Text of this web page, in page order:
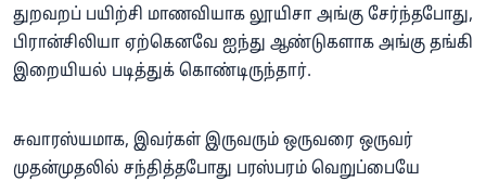
துறவறப் பயிற்சி மாணவியாக லூயிசா அங்கு சேர்ந்தபோது,
பிரான்சிலியா ஏற்கெனவே ஐந்து ஆண்டுகளாக அங்கு தங்கி
இறையியல் படித்துக் கொண்டிருந்தார்.
சுவாரஸ்யமாக, இவர்கள் இருவரும் ஒருவரை ஒருவர்
முதன்முதலில் சந்தித்தபோது பரஸ்பரம் வெறுப்பையே